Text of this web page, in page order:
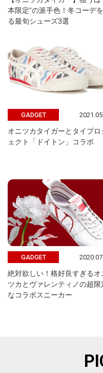
本限定”の派手色！冬コーデ
る最旬シューズ3選
GADGET
オニツカタイガーとタイプロ
ェクト「ドイトン」コラボ
GADGET
絶対欲しい！格好良すぎるオ
ツカとヴァレンティノの超限
なコラボスニーカー